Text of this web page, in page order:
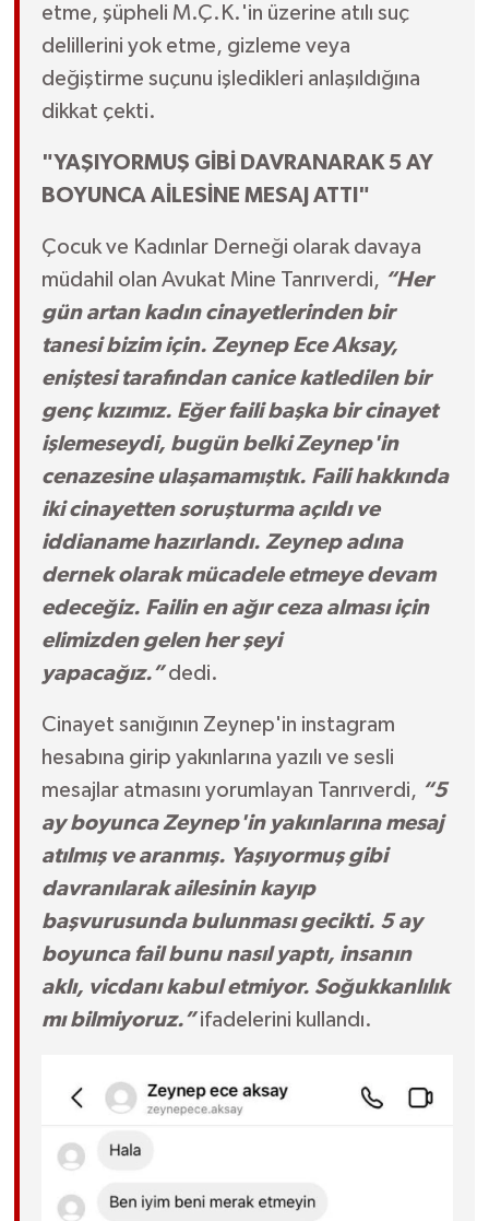
etme, şüpheli M.Ç.K.'in üzerine atılı suç
delillerini yok etme, gizleme veya
değiştirme suçunu işledikleri anlaşıldığına
dikkat çekti.
"YAŞIYORMUŞ GİBİ DAVRANARAK 5 AY
BOYUNCA AİLESİNE MESAJ ATTI"
Çocuk ve Kadınlar Derneği olarak davaya
müdahil olan Avukat Mine Tanrıverdi, “Her
gün artan kadın cinayetlerinden bir
tanesi bizim için. Zeynep Ece Aksay,
eniştesi tarafından canice katledilen bir
genç kızımız. Eğer faili başka bir cinayet
işlemeseydi, bugün belki Zeynep'in
cenazesine ulaşamamıştık. Faili hakkında
iki cinayetten soruşturma açıldı ve
iddianame hazırlandı. Zeynep adına
dernek olarak mücadele etmeye devam
edeceğiz. Failin en ağır ceza alması için
elimizden gelen her şeyi
yapacağız.”dedi.
Cinayet sanığının Zeynep'in instagram
hesabına girip yakınlarına yazılı ve sesli
mesajlar atmasını yorumlayan Tanrıverdi, “5
ay boyunca Zeynep'in yakınlarına mesaj
atılmış ve aranmış. Yaşıyormuş gibi
davranılarak ailesinin kayıp
başvurusunda bulunması gecikti. 5 ay
boyunca fail bunu nasıl yaptı, insanın
aklı, vicdanı kabul etmiyor. Soğukkanlılık
mı bilmiyoruz.”ifadelerini kullandı.